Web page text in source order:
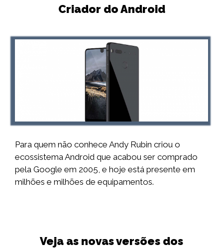
Criador do Android
Para quem não conhece Andy Rubin criou o
ecossistema Android que acabou ser comprado
pela Google em 2005, e hoje está presente em
milhões e milhões de equipamentos.
Veja as novas versões dos